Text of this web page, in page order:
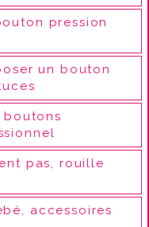
pression
un bouton
pas, rouille
accessoires